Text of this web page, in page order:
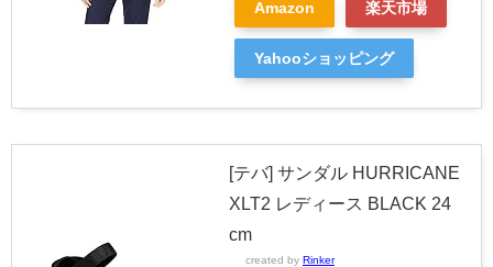
Amazon 楽天市場
Yahooショッピング
[テバ] サンダル HURRICANE
XLT2 レディース BLACK 24
cm
created by Rinker